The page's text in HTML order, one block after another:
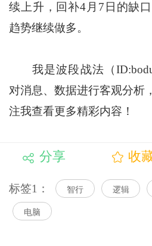
续上升，回补4月7日的缺
趋势继续做多。
我是波段战法（
对消息、数据进行客观分析
注我查看更多精彩内容！
分享 收
标签1： 智行 逻辑
电脑